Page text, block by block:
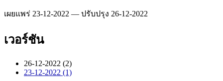
เผยแพร่ 23-12-2022 — ปรับปรุง 26-12-2022
เวอร์ชัน
26-12-2022 (2)
23-12-2022 (1)